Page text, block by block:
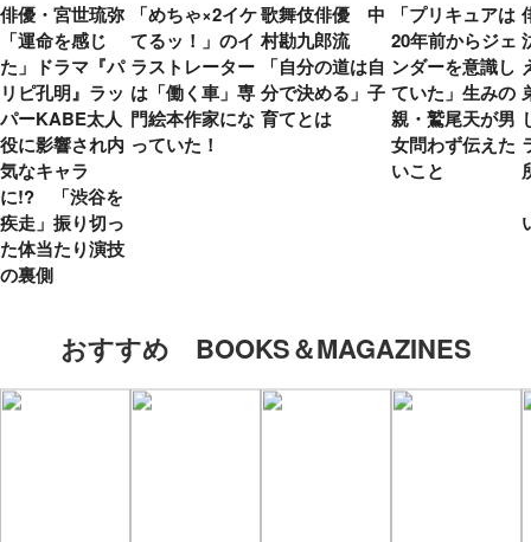
俳優・宮世琉弥
「運命を感じ
た」ドラマ『パ
リピ孔明』ラッ
パーKABE太人
役に影響され内
気なキャラ
に!? 「渋谷を
疾走」振り切っ
た体当たり演技
の裏側
「めちゃ×2イケ
てるッ！」のイ
ラストレーター
は「働く車」専
門絵本作家にな
っていた！
歌舞伎俳優 中
村勘九郎流
「自分の道は自
分で決める」子
育てとは
「プリキュアは
20年前からジェ
ンダーを意識し
ていた」生みの
親・鷲尾天が男
女問わず伝えた
いこと
おすすめ BOOKS＆MAGAZINES